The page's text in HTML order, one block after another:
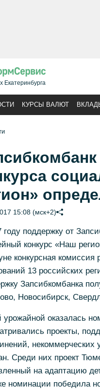
Екатеринбурга
КУРСЫ ВАЛЮТ
15:08 (мск+2)
году поддержку от
конкурс «Наш
конкурсная
13 российских
Запсибкомбанка
Новосибирск,
оказалась
проекты,
Среди них проект
на адаптацию
номинации победила